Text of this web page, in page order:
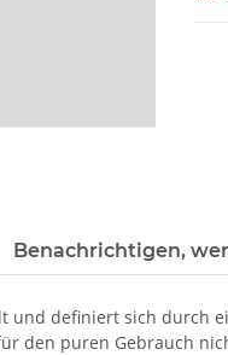
Benachrichtigen,
und definiert sich durch
den puren Gebrauch